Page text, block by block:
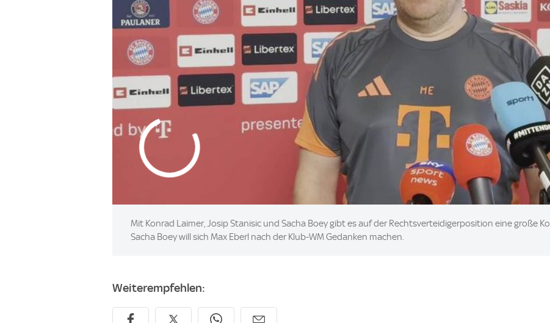
Mit Konrad Laimer, Josip Stanisic und Sacha Boey gibt es auf der Rechtsverteidigerposition eine große
Sacha Boey will sich Max Eberl nach der Klub-WM Gedanken machen.
Weiterempfehlen: